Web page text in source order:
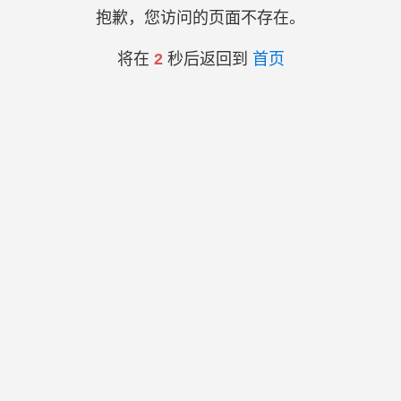
抱歉，您访问的页面不存在。
将在 2秒后返回到 首页